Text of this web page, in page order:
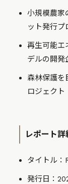
小規模農家
ット発行プ
再生可能エ
デルの開発
森林保護を
ロジェクト
レポート
タイトル
発行日：